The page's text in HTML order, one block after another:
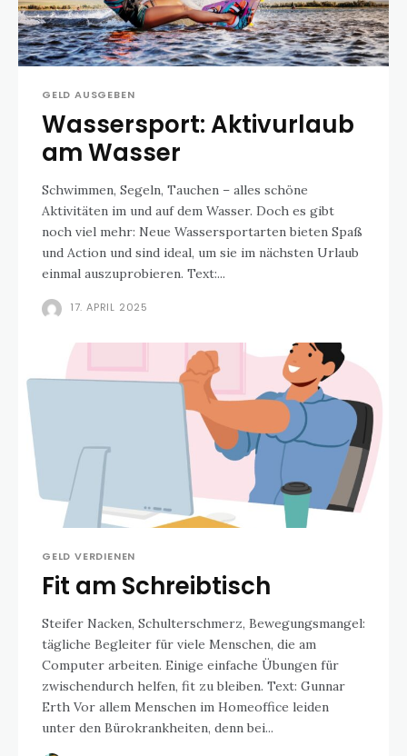
GELD AUSGEBEN
Wassersport: Aktivurlaub
am Wasser
Schwimmen, Segeln, Tauchen – alles schöne
Aktivitäten im und auf dem Wasser. Doch es gibt
noch viel mehr: Neue Wassersportarten bieten Spaß
und Action und sind ideal, um sie im nächsten Urlaub
einmal auszuprobieren. Text:...
17. APRIL 2025
GELD VERDIENEN
Fit am Schreibtisch
Steifer Nacken, Schulterschmerz, Bewegungsmangel:
tägliche Begleiter für viele Menschen, die am
Computer arbeiten. Einige einfache Übungen für
zwischendurch helfen, fit zu bleiben. Text: Gunnar
Erth Vor allem Menschen im Homeoffice leiden
unter den Bürokrankheiten, denn bei...